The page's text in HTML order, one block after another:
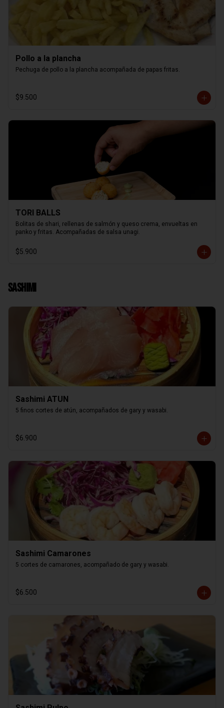
Pollo a la plancha
Pechuga de pollo a la plancha acompañada de papas fritas.
$9.500
TORI BALLS
Bolitas de shari, rellenas de salmón y queso crema, envueltas en
panko y fritas. Acompañadas de salsa unagi.
$5.900
Sashimi
Sashimi ATUN
5 finos cortes de atún, acompañados de gary y wasabi.
$6.900
Sashimi Camarones
5 cortes de camarones, acompañado de gary y wasabi.
$6.500